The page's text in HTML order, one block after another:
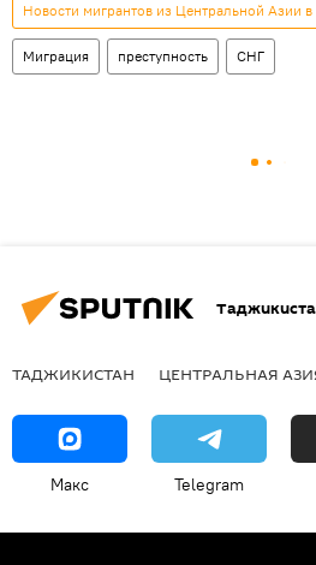
Новости мигрантов из Центральной Азии в
Миграция преступность СНГ
ТАДЖИКИСТАН ЦЕНТРАЛЬНАЯ
Макс Telegram